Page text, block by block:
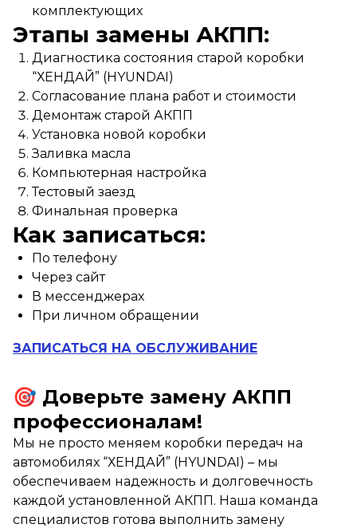
комплектующих
Этапы замены АКПП:
Диагностика состояния старой коробки
“ХЕНДАЙ” (HYUNDAI)
Согласование плана работ и стоимости
Демонтаж старой АКПП
Установка новой коробки
Заливка масла
Компьютерная настройка
Тестовый заезд
Финальная проверка
Как записаться:
По телефону
Через сайт
В мессенджерах
При личном обращении
ЗАПИСАТЬСЯ НА ОБСЛУЖИВАНИЕ
🎯 Доверьте замену АКПП
профессионалам!
Мы не просто меняем коробки передач на
автомобилях “ХЕНДАЙ” (HYUNDAI) – мы
обеспечиваем надежность и долговечность
каждой установленной АКПП. Наша команда
специалистов готова выполнить замену